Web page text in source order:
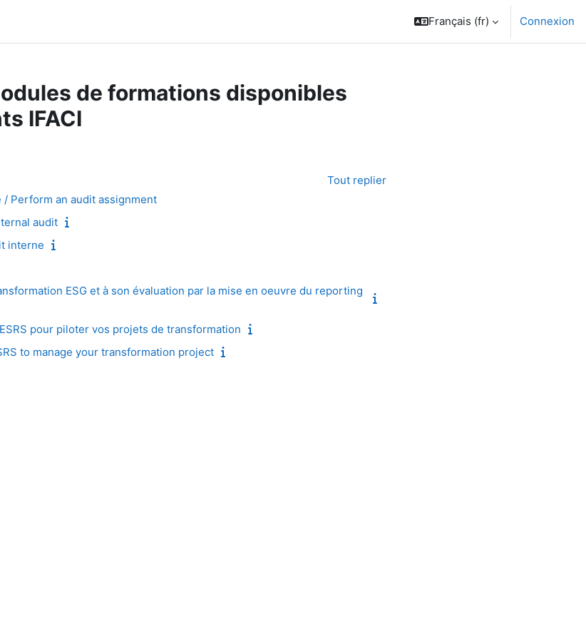
Français ‎(fr)‎ Connexion
de formations disponibles
IFACI
Tout replier
Perform an audit assignment
audit
interne
ESG et à son évaluation par la mise en oeuvre du reporting
pour piloter vos projets de transformation
to manage your transformation project